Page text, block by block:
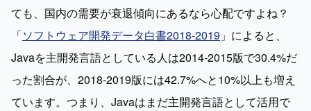
ても、国内の需要が衰退傾向にあるなら心配ですよね？
「ソフトウェア開発データ白書2018-2019 」によると、
Javaを主開発言語としている人は2014-2015版で30.4%だ
った割合が、2018-2019版には42.7%へと10%以上も増え
ています。つまり、Javaはまだ主開発言語として活用で